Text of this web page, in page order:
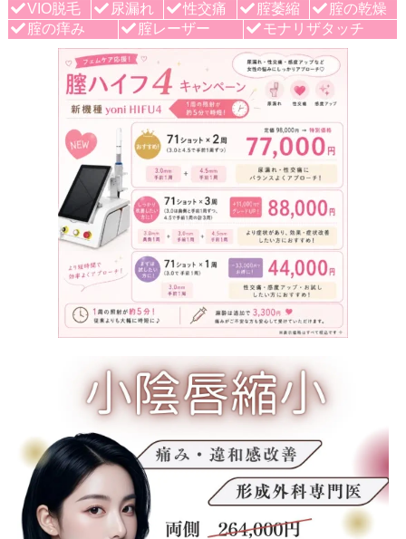
VIO脱毛 尿漏れ 性交痛 腟萎縮
腟の乾燥
腟の痒み
腟レーザー モナリザタッチ